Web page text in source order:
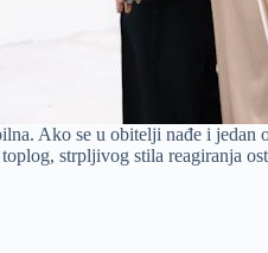
Ako se u obitelji nađe i
strpljivog stila reagiranja